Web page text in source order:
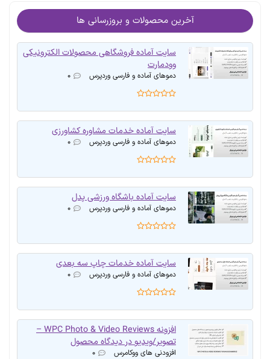
آخرین محصولات و بروزرسانی ها
سایت آماده فروشگاهی محصولات الکترونیکی
وودمارت
دموهای آماده و فارسی وردپرس ۰
سایت آماده خدمات مشاوره کشاورزی
دموهای آماده و فارسی وردپرس ۰
سایت آماده باشگاه ورزشی پدل
دموهای آماده و فارسی وردپرس ۰
سایت آماده خدمات چاپ سه بعدی
دموهای آماده و فارسی وردپرس ۰
افزونه WPC Photo & Video Reviews –
تصویر/ویدیو در دیدگاه محصول
افزودنی های ووکامرس ۰